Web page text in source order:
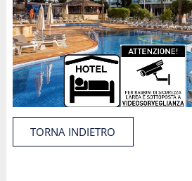
TORNA INDIETRO